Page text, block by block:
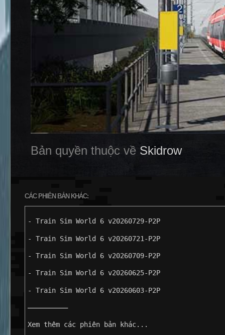
Bản quyền thuộc về Skidrow
CÁC PHIÊN BẢN KHÁC:
- Train Sim World 6 v20260729-P2P
- Train Sim World 6 v20260721-P2P
- Train Sim World 6 v20260709-P2P
- Train Sim World 6 v20260625-P2P
- Train Sim World 6 v20260603-P2P
——————————
Xem thêm các phiên bản khác...